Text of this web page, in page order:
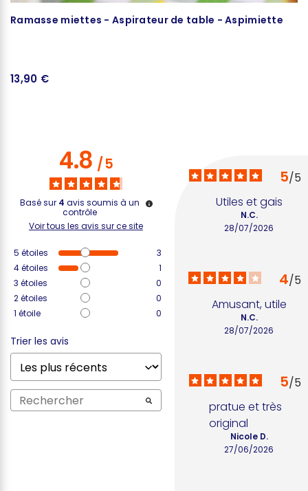
Ramasse miettes - Aspirateur de table - Aspimiette
13,90 €
4.8/5
Basé sur 4 avis soumis à un
contrôle
Voir tous les avis sur ce site
5 étoiles
3
4étoiles
1
3 étoiles
0
2étoiles
0
1 étoile 0
Trier les avis
5/5
Utiles et gais
28/07/2026
N.C.
4/5
Amusant, utile
28/07/2026
N.C.
5/5
pratue et très
original
27/06/2026
Nicole D.